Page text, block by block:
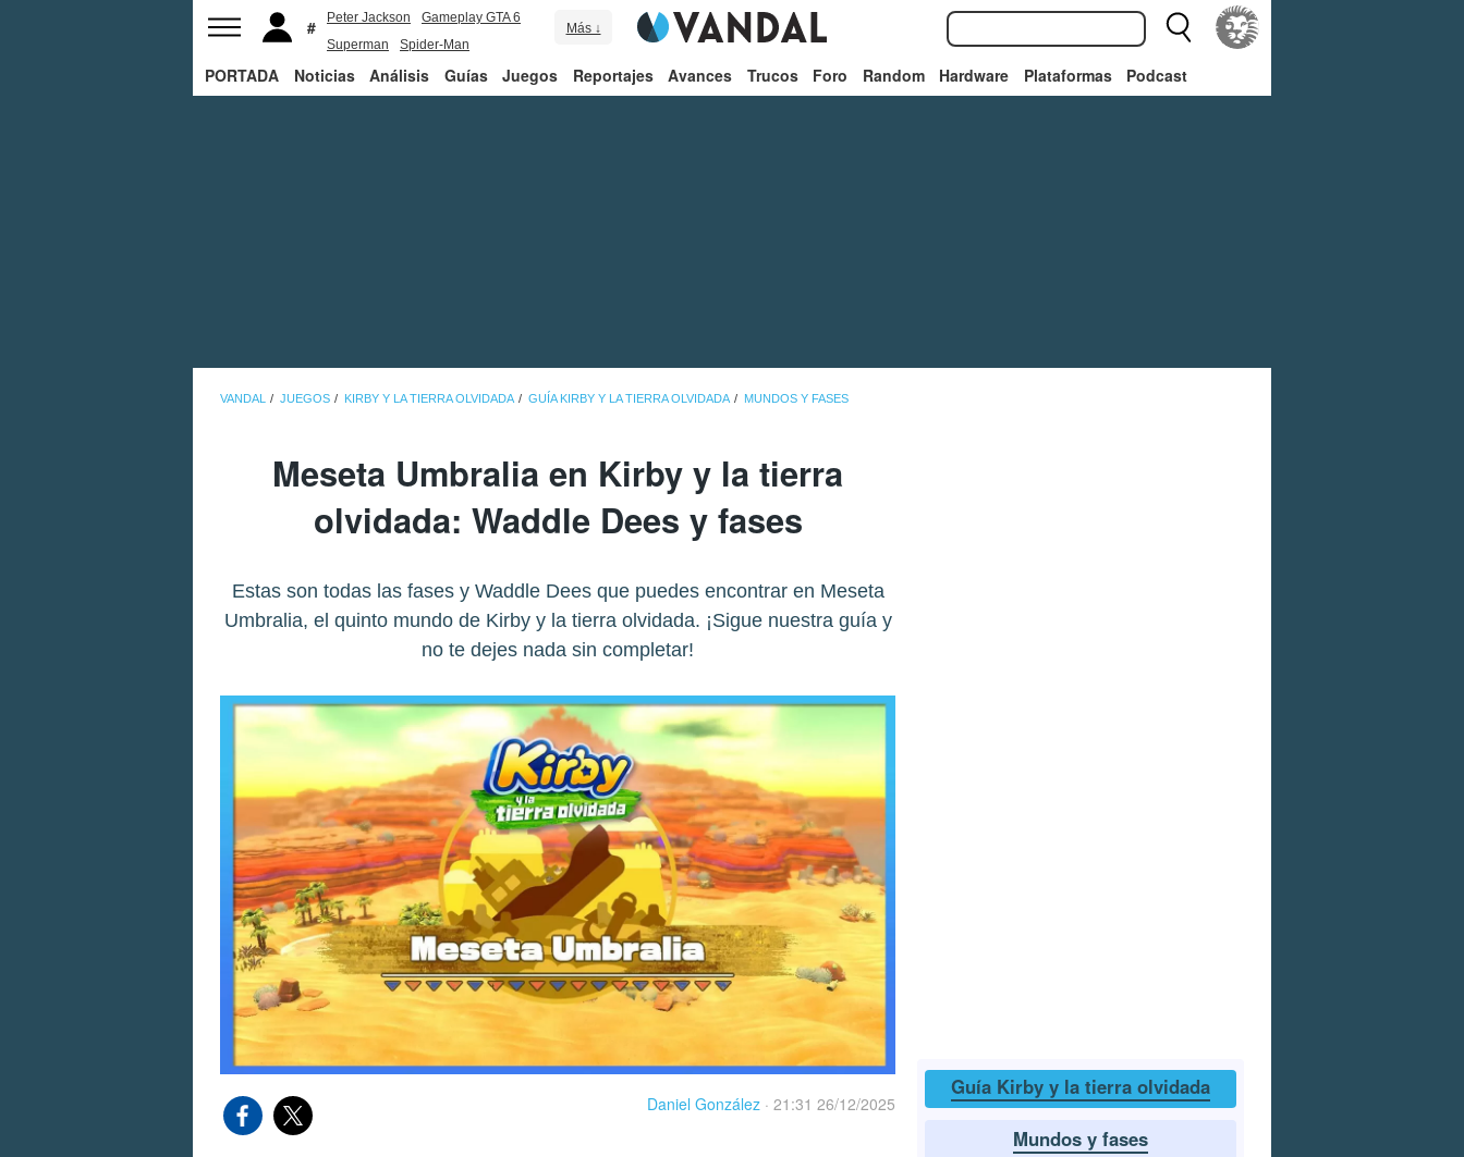
Peter Jackson
Gameplay GTA 6
Superman
Spider-Man
Más ↓
PORTADA Noticias Análisis Guías Juegos Reportajes Avances Trucos Foro Random Hardware Plataformas Podcast
VANDAL JUEGOS KIRBY Y LA TIERRA OLVIDADA GUÍA KIRBY Y LA TIERRA OLVIDADA MUNDOS Y FASES
Meseta Umbralia en Kirby y la tierra
olvidada: Waddle Dees y fases
Estas son todas las fases y Waddle Dees que puedes encontrar en Meseta
Umbralia, el quinto mundo de Kirby y la tierra olvidada. ¡Sigue nuestra guía y
no te dejes nada sin completar!
Daniel González · 21:31 26/12/2025
Guía Kirby y la tierra olvidada
Mundos y fases